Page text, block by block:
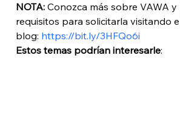
NOTA: Conozca más sobre VAWA y
requisitos para solicitarla visitando
blog: https://bit.ly/3HFQo6i
Estos temas podrían interesarle: